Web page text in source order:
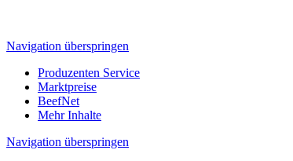
Navigation überspringen
Produzenten Service
Marktpreise
BeefNet
Mehr Inhalte
Navigation überspringen